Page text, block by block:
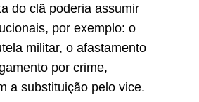
do clã poderia assumir
por exemplo: o
militar, o afastamento
por crime,
a substituição pelo vice.